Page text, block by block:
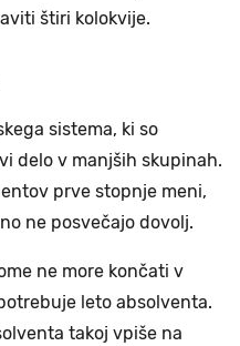
štiri kolokvije.
sistema, ki so
delo v manjših skupinah.
prve stopnje meni,
ne posvečajo dovolj.
ne more končati v
leto absolventa.
takoj vpiše na